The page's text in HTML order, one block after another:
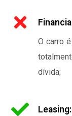
O carro
dívida;
Leasing: